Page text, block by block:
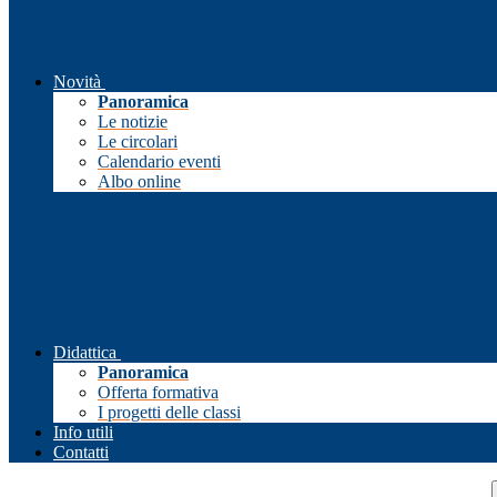
Novità
Panoramica
Le notizie
Le circolari
Calendario eventi
Albo online
Didattica
Panoramica
Offerta formativa
I progetti delle classi
Info utili
Contatti